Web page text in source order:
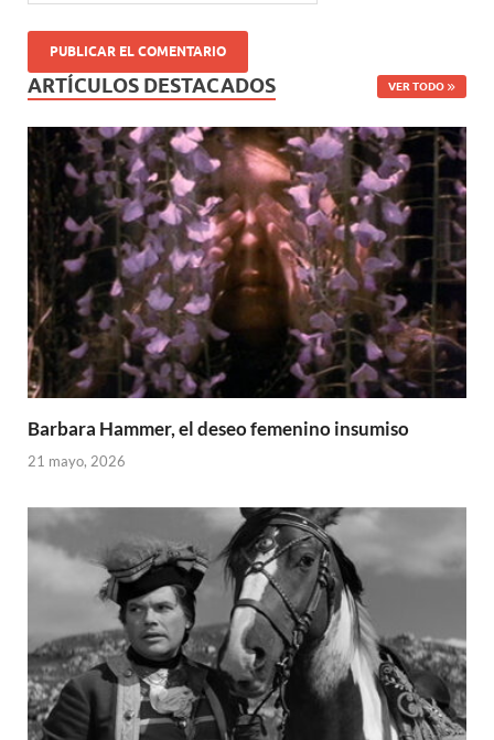
ARTÍCULOS DESTACADOS VER TODO
Barbara Hammer, el deseo femenino insumiso
21 mayo, 2026